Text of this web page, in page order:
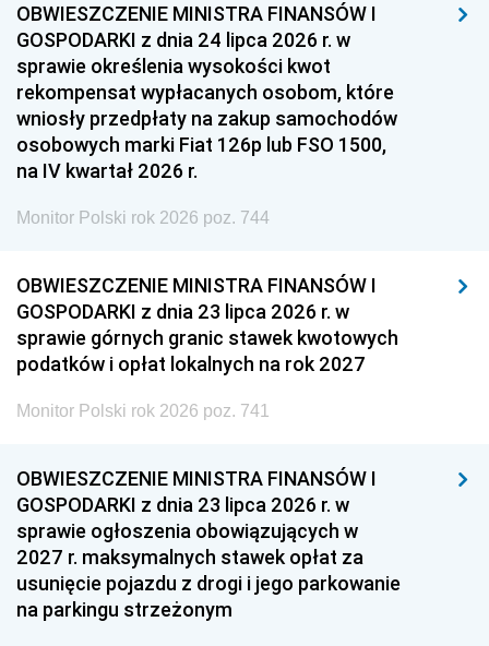
OBWIESZCZENIE MINISTRA FINANSÓW I
GOSPODARKI z dnia 24 lipca 2026 r. w
sprawie określenia wysokości kwot
rekompensat wypłacanych osobom, które
wniosły przedpłaty na zakup samochodów
osobowych marki Fiat 126p lub FSO 1500,
na IV kwartał 2026 r.
Monitor Polski rok 2026 poz. 744
OBWIESZCZENIE MINISTRA FINANSÓW I
GOSPODARKI z dnia 23 lipca 2026 r. w
sprawie górnych granic stawek kwotowych
podatków i opłat lokalnych na rok 2027
Monitor Polski rok 2026 poz. 741
OBWIESZCZENIE MINISTRA FINANSÓW I
GOSPODARKI z dnia 23 lipca 2026 r. w
sprawie ogłoszenia obowiązujących w
2027 r. maksymalnych stawek opłat za
usunięcie pojazdu z drogi i jego parkowanie
na parkingu strzeżonym